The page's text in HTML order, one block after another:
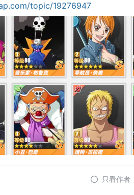
topic/19276947
只看作者